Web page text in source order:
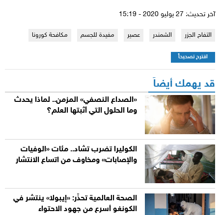
آخر تحديث: 27 يوليو 2020 - 15:19
التفاح الجزر الشمندر عصير مفيدة للجسم مكافحة كورونا
اقترح تصحيحاً
قد يهمك أيضاً
«الصداع النصفي» المزمن.. لماذا يحدث
وما الحلول التي أثبتها العلم؟
الكوليرا تضرب تشاد.. مئات «الوفيات
والإصابات» ومخاوف من اتساع الانتشار
الصحة العالمية تحذّر: «إيبولا» ينتشر في
الكونغو أسرع من جهود الاحتواء